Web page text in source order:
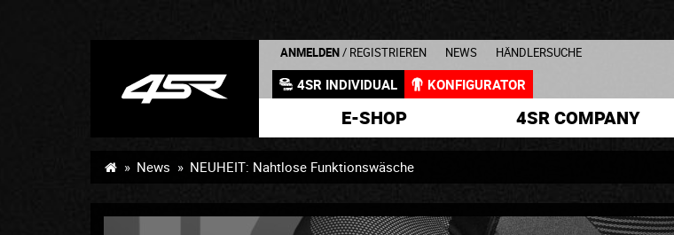
ANMELDEN / REGISTRIEREN NEWS HÄNDLERSUCHE
4SR INDIVIDUAL KONFIGURATOR
E-SHOP 4SR COMPANY
News NEUHEIT: Nahtlose Funktionswäsche